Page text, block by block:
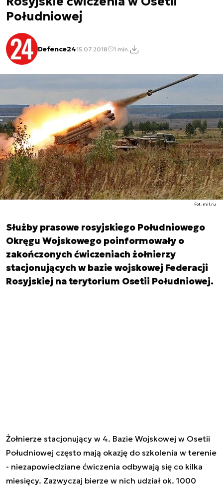
Południowej
Defence2415.07.2018 1 min.
Fot. mil.ru
Służby prasowe rosyjskiego Południowego
Okręgu Wojskowego poinformowały o
zakończonych ćwiczeniach żołnierzy
stacjonujących w bazie wojskowej Federacji
Rosyjskiej na terytorium Osetii Południowej.
Żołnierze stacjonujący w 4. Bazie Wojskowej w Osetii
Południowej często mają okazję do szkolenia w terenie
- niezapowiedziane ćwiczenia odbywają się co kilka
miesięcy. Zazwyczaj bierze w nich udział ok. 1000